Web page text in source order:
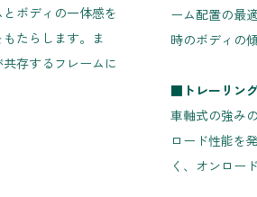
ボディの一体感を
たらします。ま
存するフレームに
ーム配置の最
時のボディの
■トレーリン
車軸式の強み
ロード性能を
く、オンロー